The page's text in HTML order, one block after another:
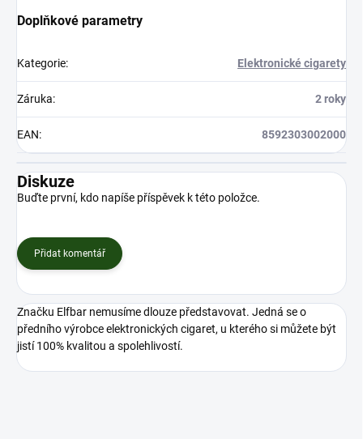
Doplňkové parametry
Kategorie: Elektronické cigarety
Záruka: 2 roky
EAN: 8592303002000
Diskuze
Buďte první, kdo napíše příspěvek k této položce.
Přidat komentář
Značku Elfbar nemusíme dlouze představovat. Jedná se o
předního výrobce elektronických cigaret, u kterého si můžete být
jistí 100% kvalitou a spolehlivostí.